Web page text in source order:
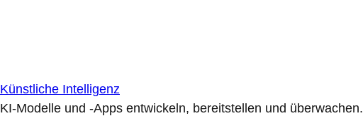
Künstliche Intelligenz
KI-Modelle und -Apps entwickeln, bereitstellen und überwachen.